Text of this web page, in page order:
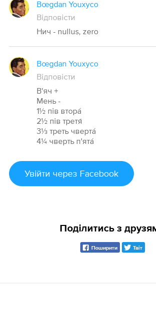
Bœgdan Youxyco
Відповісти
Нич - nullus, zero
Bœgdan Youxyco
Відповісти
В'яч +
Мень -
1½ пів втора́
2½ пів третя́
3⅓ треть чверта́
4¼ чверть п'ята́
Увійти через Facebook
Поділитись з
Поширити Твіт